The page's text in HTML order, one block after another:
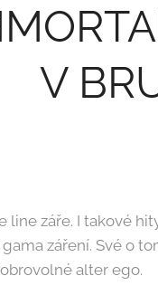
V
line záře. I takové
záření. Své o
alter ego.